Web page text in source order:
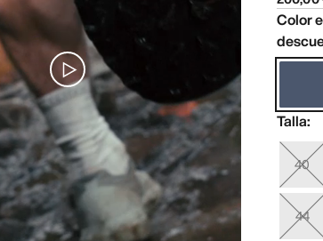
Color
Talla:
40
44